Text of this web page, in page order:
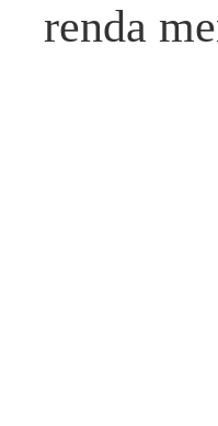
renda